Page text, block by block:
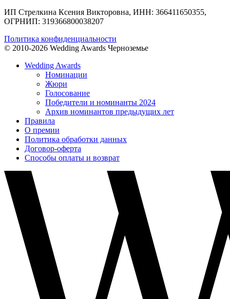
ИП Стрелкина Ксения Викторовна, ИНН: 366411650355,
ОГРНИП: 319366800038207
Политика конфиденциальности
© 2010-2026 Wedding Awards Черноземье
Wedding Awards
Номинации
Жюри
Голосование
Победители и номинанты 2024
Архив номинантов предыдущих лет
Правила
О премии
Политика обработки данных
Договор-оферта
Способы оплаты и возврат